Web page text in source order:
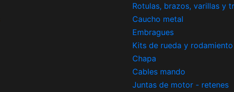
Rotulas, brazos, varillas y
Caucho metal
Embragues
Kits de rueda y rodamiento
Chapa
Cables mando
Juntas de motor - retenes